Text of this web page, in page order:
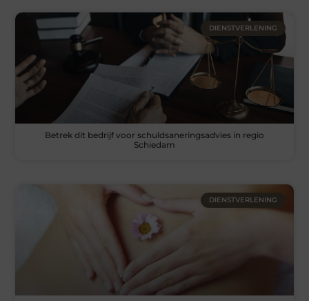
DIENSTVERLENING
Betrek dit bedrijf voor schuldsaneringsadvies in regio
Schiedam
DIENSTVERLENING